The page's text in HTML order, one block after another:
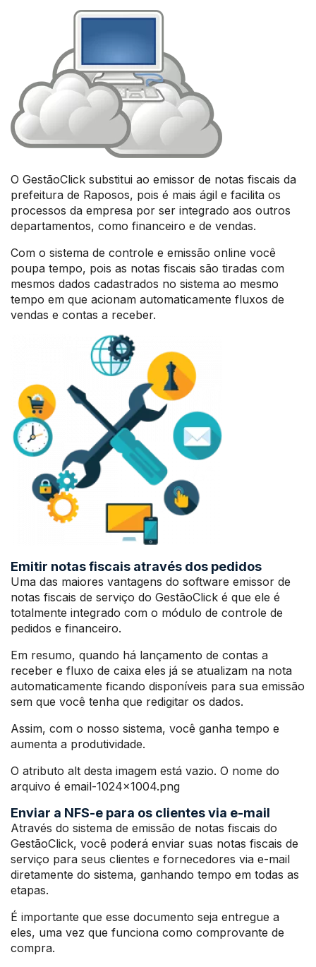
O GestãoClick substitui ao emissor de notas fiscais da
prefeitura de Raposos, pois é mais ágil e facilita os
processos da empresa por ser integrado aos outros
departamentos, como financeiro e de vendas.
Com o sistema de controle e emissão online você
poupa tempo, pois as notas fiscais são tiradas com
mesmos dados cadastrados no sistema ao mesmo
tempo em que acionam automaticamente fluxos de
vendas e contas a receber.
Emitir notas fiscais através dos pedidos
Uma das maiores vantagens do software emissor de
notas fiscais de serviço do GestãoClick é que ele é
totalmente integrado com o módulo de controle de
pedidos e financeiro.
Em resumo, quando há lançamento de contas a
receber e fluxo de caixa eles já se atualizam na nota
automaticamente ficando disponíveis para sua emissão
sem que você tenha que redigitar os dados.
Assim, com o nosso sistema, você ganha tempo e
aumenta a produtividade.
O atributo alt desta imagem está vazio. O nome do
arquivo é email-1024×1004.png
Enviar a NFS-e para os clientes via e-mail
Através do sistema de emissão de notas fiscais do
GestãoClick, você poderá enviar suas notas fiscais de
serviço para seus clientes e fornecedores via e-mail
diretamente do sistema, ganhando tempo em todas as
etapas.
É importante que esse documento seja entregue a
eles, uma vez que funciona como comprovante de
compra.